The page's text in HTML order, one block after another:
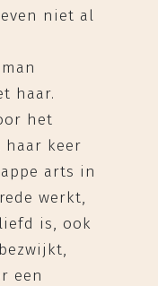
niet al
haar.
het
haar keer
arts in
werkt,
is, ook
een